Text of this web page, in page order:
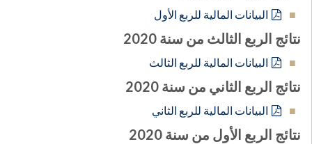
البيانات المالية للربع الأول
نتائج الربع الثالث من سنة 2020
البيانات المالية للربع الثالث
نتائج الربع الثاني من سنة 2020
البيانات المالية للربع الثاني
نتائج الربع الأول من سنة 2020